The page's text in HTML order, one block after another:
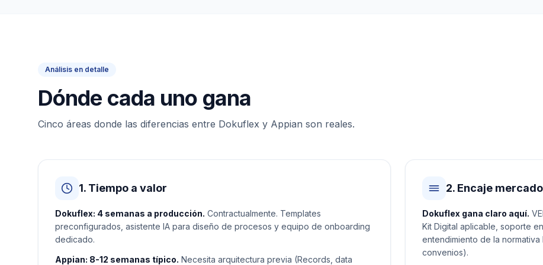
Análisis en detalle
Dónde cada uno gana
Cinco áreas donde las diferencias entre Dokuflex y Appian son reales.
1. Tiempo a valor
Dokuflex: 4 semanas a producción. Contractualmente. Templates
preconfigurados, asistente IA para diseño de procesos y equipo de onboarding
dedicado.
Appian: 8-12 semanas típico. Necesita arquitectura previa (Records, data
2. Encaje
Dokuflex gana claro aquí.
Kit Digital aplicable, soporte
entendimiento de la
convenios).